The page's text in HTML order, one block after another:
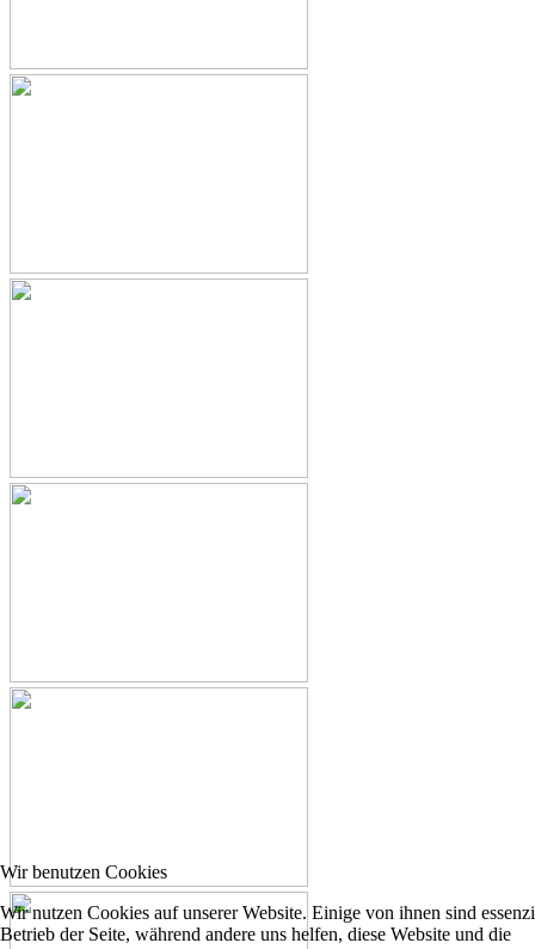
Wir benutzen Cookies
Wir nutzen Cookies auf unserer Website. Einige von ihnen sind
Betrieb der Seite, während andere uns helfen, diese Website und die